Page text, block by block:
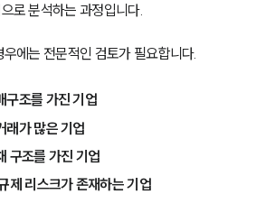
센터소개
센터소개
대륜의 강점
로 분석하는 과정입니다.
에는 전문적인 검토가 필요합니다.
구조를 가진 기업
래가 많은 기업
구조를 가진 기업
제 리스크가 존재하는 기업